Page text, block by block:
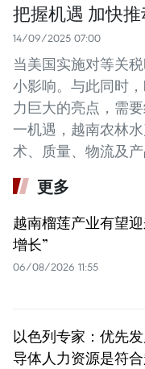
把握机遇 加快
14/09/2025 07:00
当美国实施对等关
小影响。与此同时
力巨大的亮点，需
一机遇，越南农林
术、质量、物流及
更多
越南榴莲产业有望
增长”
06/08/2026 11:55
以色列专家：优先
导体人力资源是符